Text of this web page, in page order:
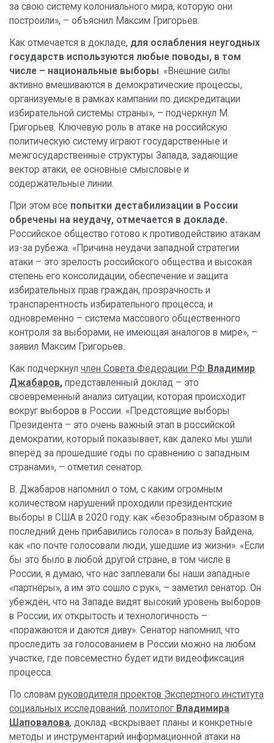
за свою систему колониального мира, которую они
построили», – объяснил Максим Григорьев.
Как отмечается в докладе, для ослабления неугодных
государств используются любые поводы, в том
числе – национальные выборы. «Внешние силы
активно вмешиваются в демократические процессы,
организуемые в рамках кампании по дискредитации
избирательной системы страны», – подчеркнул М.
Григорьев. Ключевую роль в атаке на российскую
политическую систему играют государственные и
межгосударственные структуры Запада, задающие
вектор атаки, ее основные смысловые и
содержательные линии.
При этом все попытки дестабилизации в России
обречены на неудачу, отмечается в докладе.
Российское общество готово к противодействию атакам
из-за рубежа. «Причина неудачи западной стратегии
атаки – это зрелость российского общества и высокая
степень его консолидации, обеспечение и защита
избирательных прав граждан, прозрачность и
транспарентность избирательного процесса, и
одновременно – система массового общественного
контроля за выборами, не имеющая аналогов в мире», –
заявил Максим Григорьев.
Как подчеркнул член Совета Федерации РФ Владимир
Джабаров, представленный доклад – это
своевременный анализ ситуации, которая происходит
вокруг выборов в России. «Предстоящие выборы
Президента – это очень важный этап в российской
демократии, который показывает, как далеко мы ушли
вперёд за прошедшие годы по сравнению с западным
странами», – отметил сенатор.
В. Джабаров напомнил о том, с каким огромным
количеством нарушений проходили президентские
выборы в США в 2020 году: как «безобразным образом в
последний день прибавились голоса» в пользу Байдена,
как «по почте голосовали люди, ушедшие из жизни». «Если
бы это было в любой другой стране, в том числе в
России, я думаю, что нас заплевали бы наши западные
«партнёры», а им это сошло с рук», – заметил сенатор. Он
убеждён, что на Западе видят высокий уровень выборов
в России, их открытость и технологичность –
«поражаются и даются диву». Сенатор напомнил, что
проследить за голосованием в России можно на любом
участке, где повсеместно будет идти видеофиксация
процесса.
По словам руководителя проектов Экспертного института
социальных исследований, политолог Владимира
Шаповалова, доклад «вскрывает планы и конкретные
методы и инструментарий информационной атаки на